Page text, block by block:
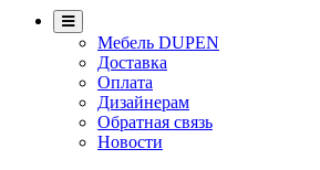
Мебель DUPEN
Доставка
Оплата
Дизайнерам
Обратная связь
Новости